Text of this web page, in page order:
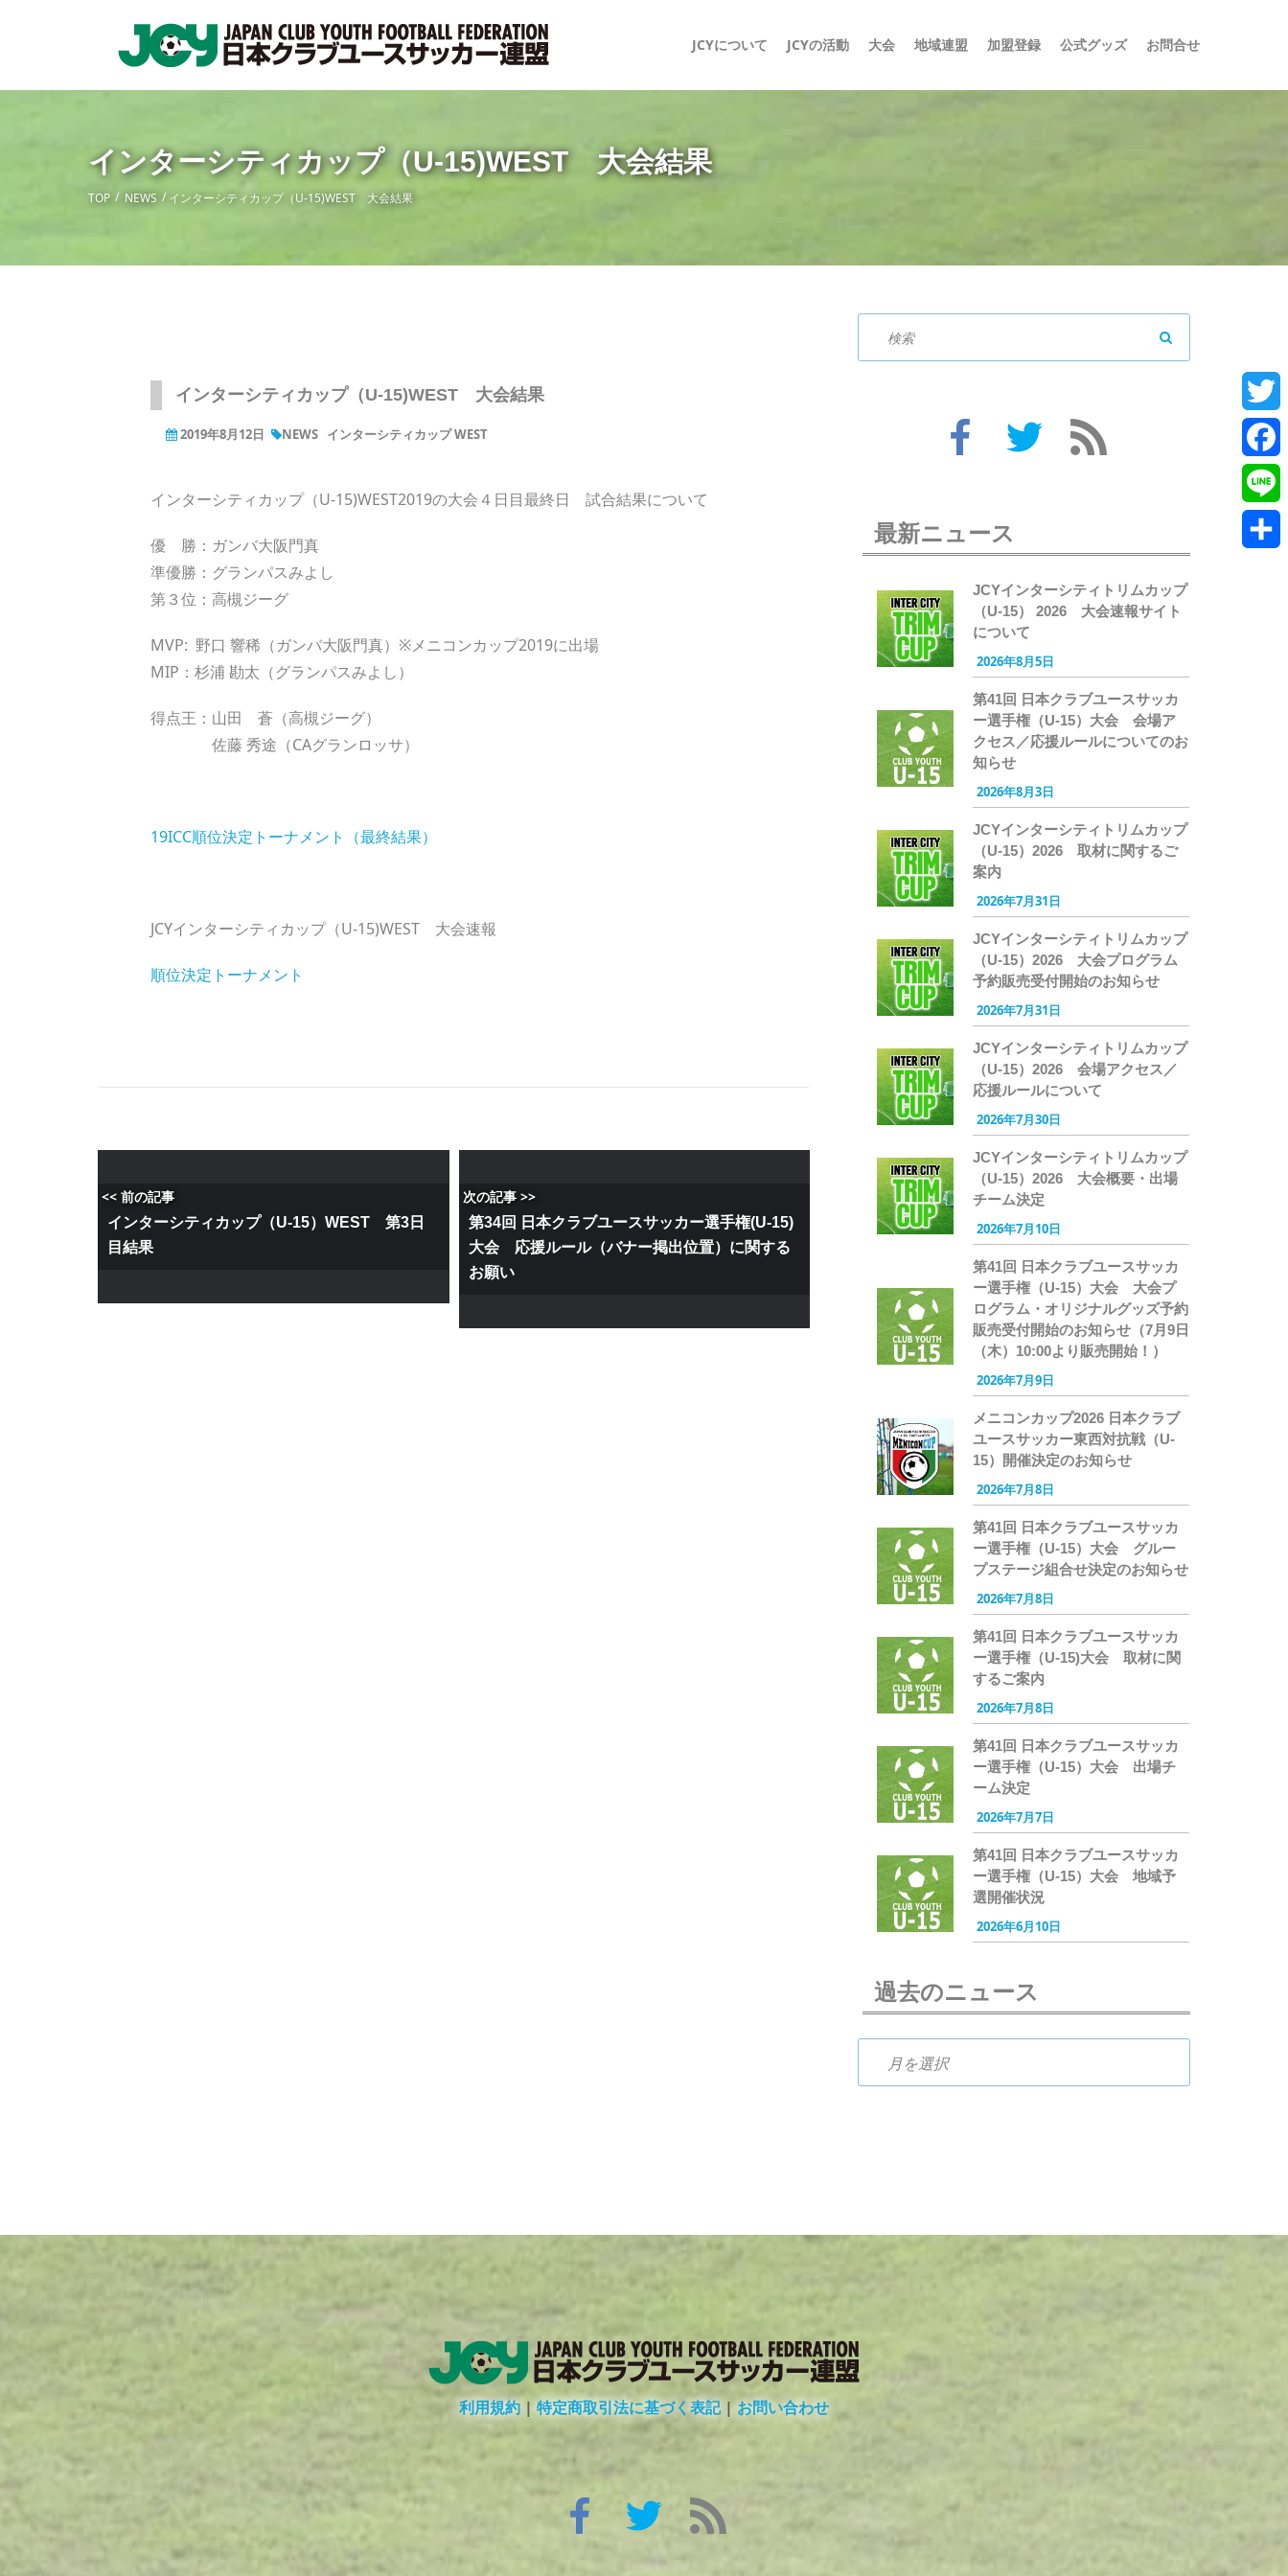
JCYについて JCYの活動 大会 地域連盟 加盟登録 公式グッズ お問合せ
インターシティカップ（U-15)WEST 大会結果
TOP NEWS インターシティカップ（U-15)WEST 大会結果
インターシティカップ（U-15)WEST 大会結果
2019年8月12日 NEWS インターシティカップ WEST
インターシティカップ（U-15)WEST2019の大会４日目最終日 試合結果について
優 勝：ガンバ大阪門真
準優勝：グランパスみよし
第３位：高槻ジーグ
MVP: 野口 響稀（ガンバ大阪門真）※メニコンカップ2019に出場
MIP：杉浦 勘太（グランパスみよし）
得点王：山田 蒼（高槻ジーグ）
佐藤 秀途（CAグランロッサ）
19ICC順位決定トーナメント（最終結果）
JCYインターシティカップ（U-15)WEST 大会速報
順位決定トーナメント
<< 前の記事
インターシティカップ（U-15）WEST 第3日
目結果
次の記事 >>
第34回 日本クラブユースサッカー選手権(U-15)
大会 応援ルール（バナー掲出位置）に関する
お願い
最新ニュース
JCYインターシティトリムカップ
（U-15） 2026 大会速報サイト
について
2026年8月5日
第41回 日本クラブユースサッカ
ー選手権（U-15）大会 会場ア
クセス／応援ルールについてのお
知らせ
2026年8月3日
JCYインターシティトリムカップ
（U-15）2026 取材に関するご
案内
2026年7月31日
JCYインターシティトリムカップ
（U-15）2026 大会プログラム
予約販売受付開始のお知らせ
2026年7月31日
JCYインターシティトリムカップ
（U-15）2026 会場アクセス／
応援ルールについて
2026年7月30日
JCYインターシティトリムカップ
（U-15）2026 大会概要・出場
チーム決定
2026年7月10日
第41回 日本クラブユースサッカ
ー選手権（U-15）大会 大会プ
ログラム・オリジナルグッズ予約
販売受付開始のお知らせ（7月9日
（木）10:00より販売開始！）
2026年7月9日
メニコンカップ2026 日本クラブ
ユースサッカー東西対抗戦（U-
15）開催決定のお知らせ
2026年7月8日
第41回 日本クラブユースサッカ
ー選手権（U-15）大会 グルー
プステージ組合せ決定のお知らせ
2026年7月8日
第41回 日本クラブユースサッカ
ー選手権（U-15)大会 取材に関
するご案内
2026年7月8日
第41回 日本クラブユースサッカ
ー選手権（U-15）大会 出場チ
ーム決定
2026年7月7日
第41回 日本クラブユースサッカ
ー選手権（U-15）大会 地域予
選開催状況
2026年6月10日
過去のニュース
利用規約 | 特定商取引法に基づく表記|お問い合わせ
Line